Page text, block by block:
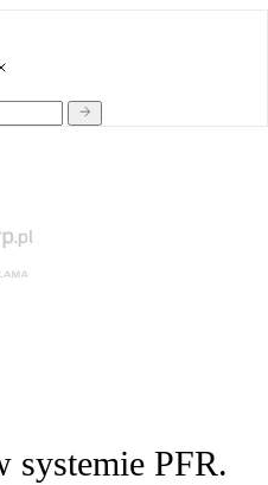
systemie PFR.